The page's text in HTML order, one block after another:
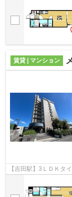
賃貸 | マンション
【吉田駅】3ＬＤＫタ